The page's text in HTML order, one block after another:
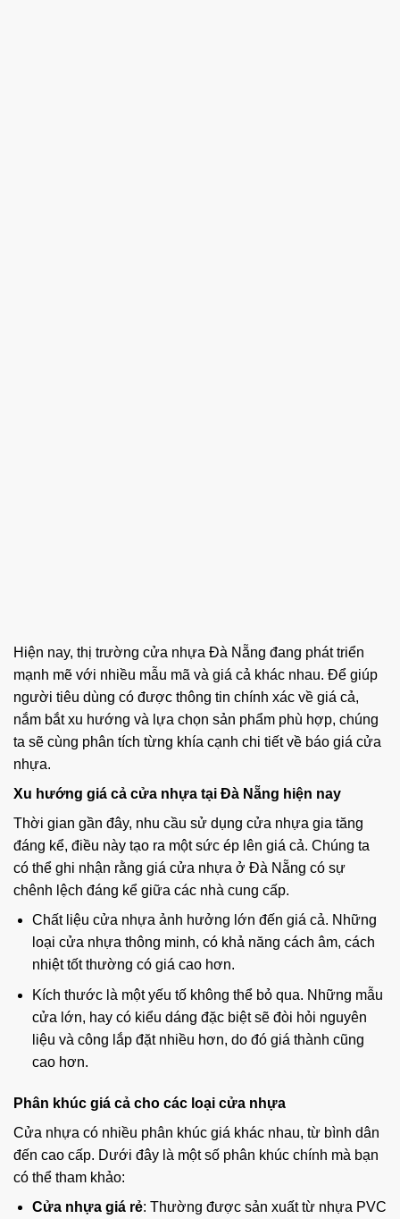
Hiện nay, thị trường cửa nhựa Đà Nẵng đang phát triển
mạnh mẽ với nhiều mẫu mã và giá cả khác nhau. Để giúp
người tiêu dùng có được thông tin chính xác về giá cả,
nắm bắt xu hướng và lựa chọn sản phẩm phù hợp, chúng
ta sẽ cùng phân tích từng khía cạnh chi tiết về báo giá cửa
nhựa.
Xu hướng giá cả cửa nhựa tại Đà Nẵng hiện nay
Thời gian gần đây, nhu cầu sử dụng cửa nhựa gia tăng
đáng kể, điều này tạo ra một sức ép lên giá cả. Chúng ta
có thể ghi nhận rằng giá cửa nhựa ở Đà Nẵng có sự
chênh lệch đáng kể giữa các nhà cung cấp.
Chất liệu cửa nhựa ảnh hưởng lớn đến giá cả. Những
loại cửa nhựa thông minh, có khả năng cách âm, cách
nhiệt tốt thường có giá cao hơn.
Kích thước là một yếu tố không thể bỏ qua. Những mẫu
cửa lớn, hay có kiểu dáng đặc biệt sẽ đòi hỏi nguyên
liệu và công lắp đặt nhiều hơn, do đó giá thành cũng
cao hơn.
Phân khúc giá cả cho các loại cửa nhựa
Cửa nhựa có nhiều phân khúc giá khác nhau, từ bình dân
đến cao cấp. Dưới đây là một số phân khúc chính mà bạn
có thể tham khảo:
Cửa nhựa giá rẻ: Thường được sản xuất từ nhựa PVC